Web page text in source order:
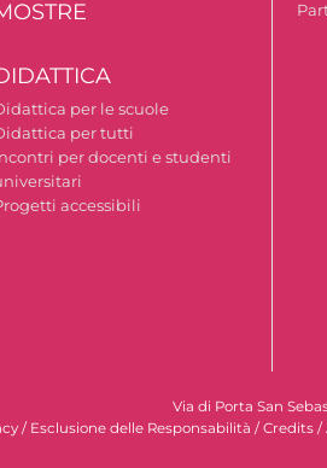
per le scuole
per tutti
per docenti e studenti
accessibili
Via di Porta San
/ Esclusione delle Responsabilità /Credits /